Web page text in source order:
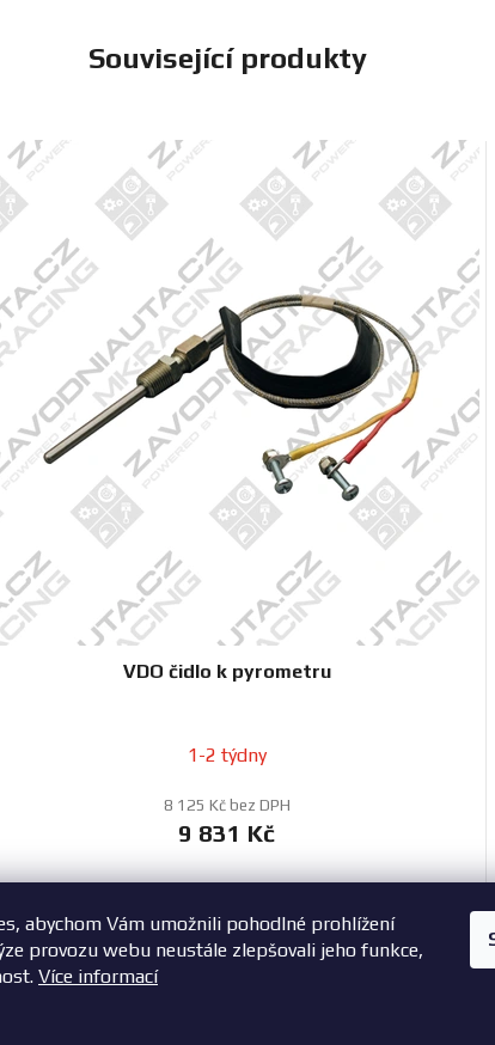
abychom Vám umožnili pohodlné prohlížení
provozu webu neustále zlepšovali jeho funkce,
Více informací
Související produkty
VDO čidlo k pyrometru
1-2 týdny
8 125 Kč bez DPH
9 831 Kč
+420 603 785 748